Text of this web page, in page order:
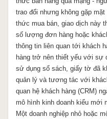
trao đổi nhưng không gặp
thức mua bán, giao dịch này
số lượng đơn hàng hoặc
thông tin liên quan tới khách
hàng trở nên thiết yếu với sự
sử dụng sổ sách, giấy tờ đã
quản lý và tương tác với
quan hệ khách hàng (CRM)
mô hình kinh doanh kiểu mới
Một doanh nghiệp nhỏ hoặc